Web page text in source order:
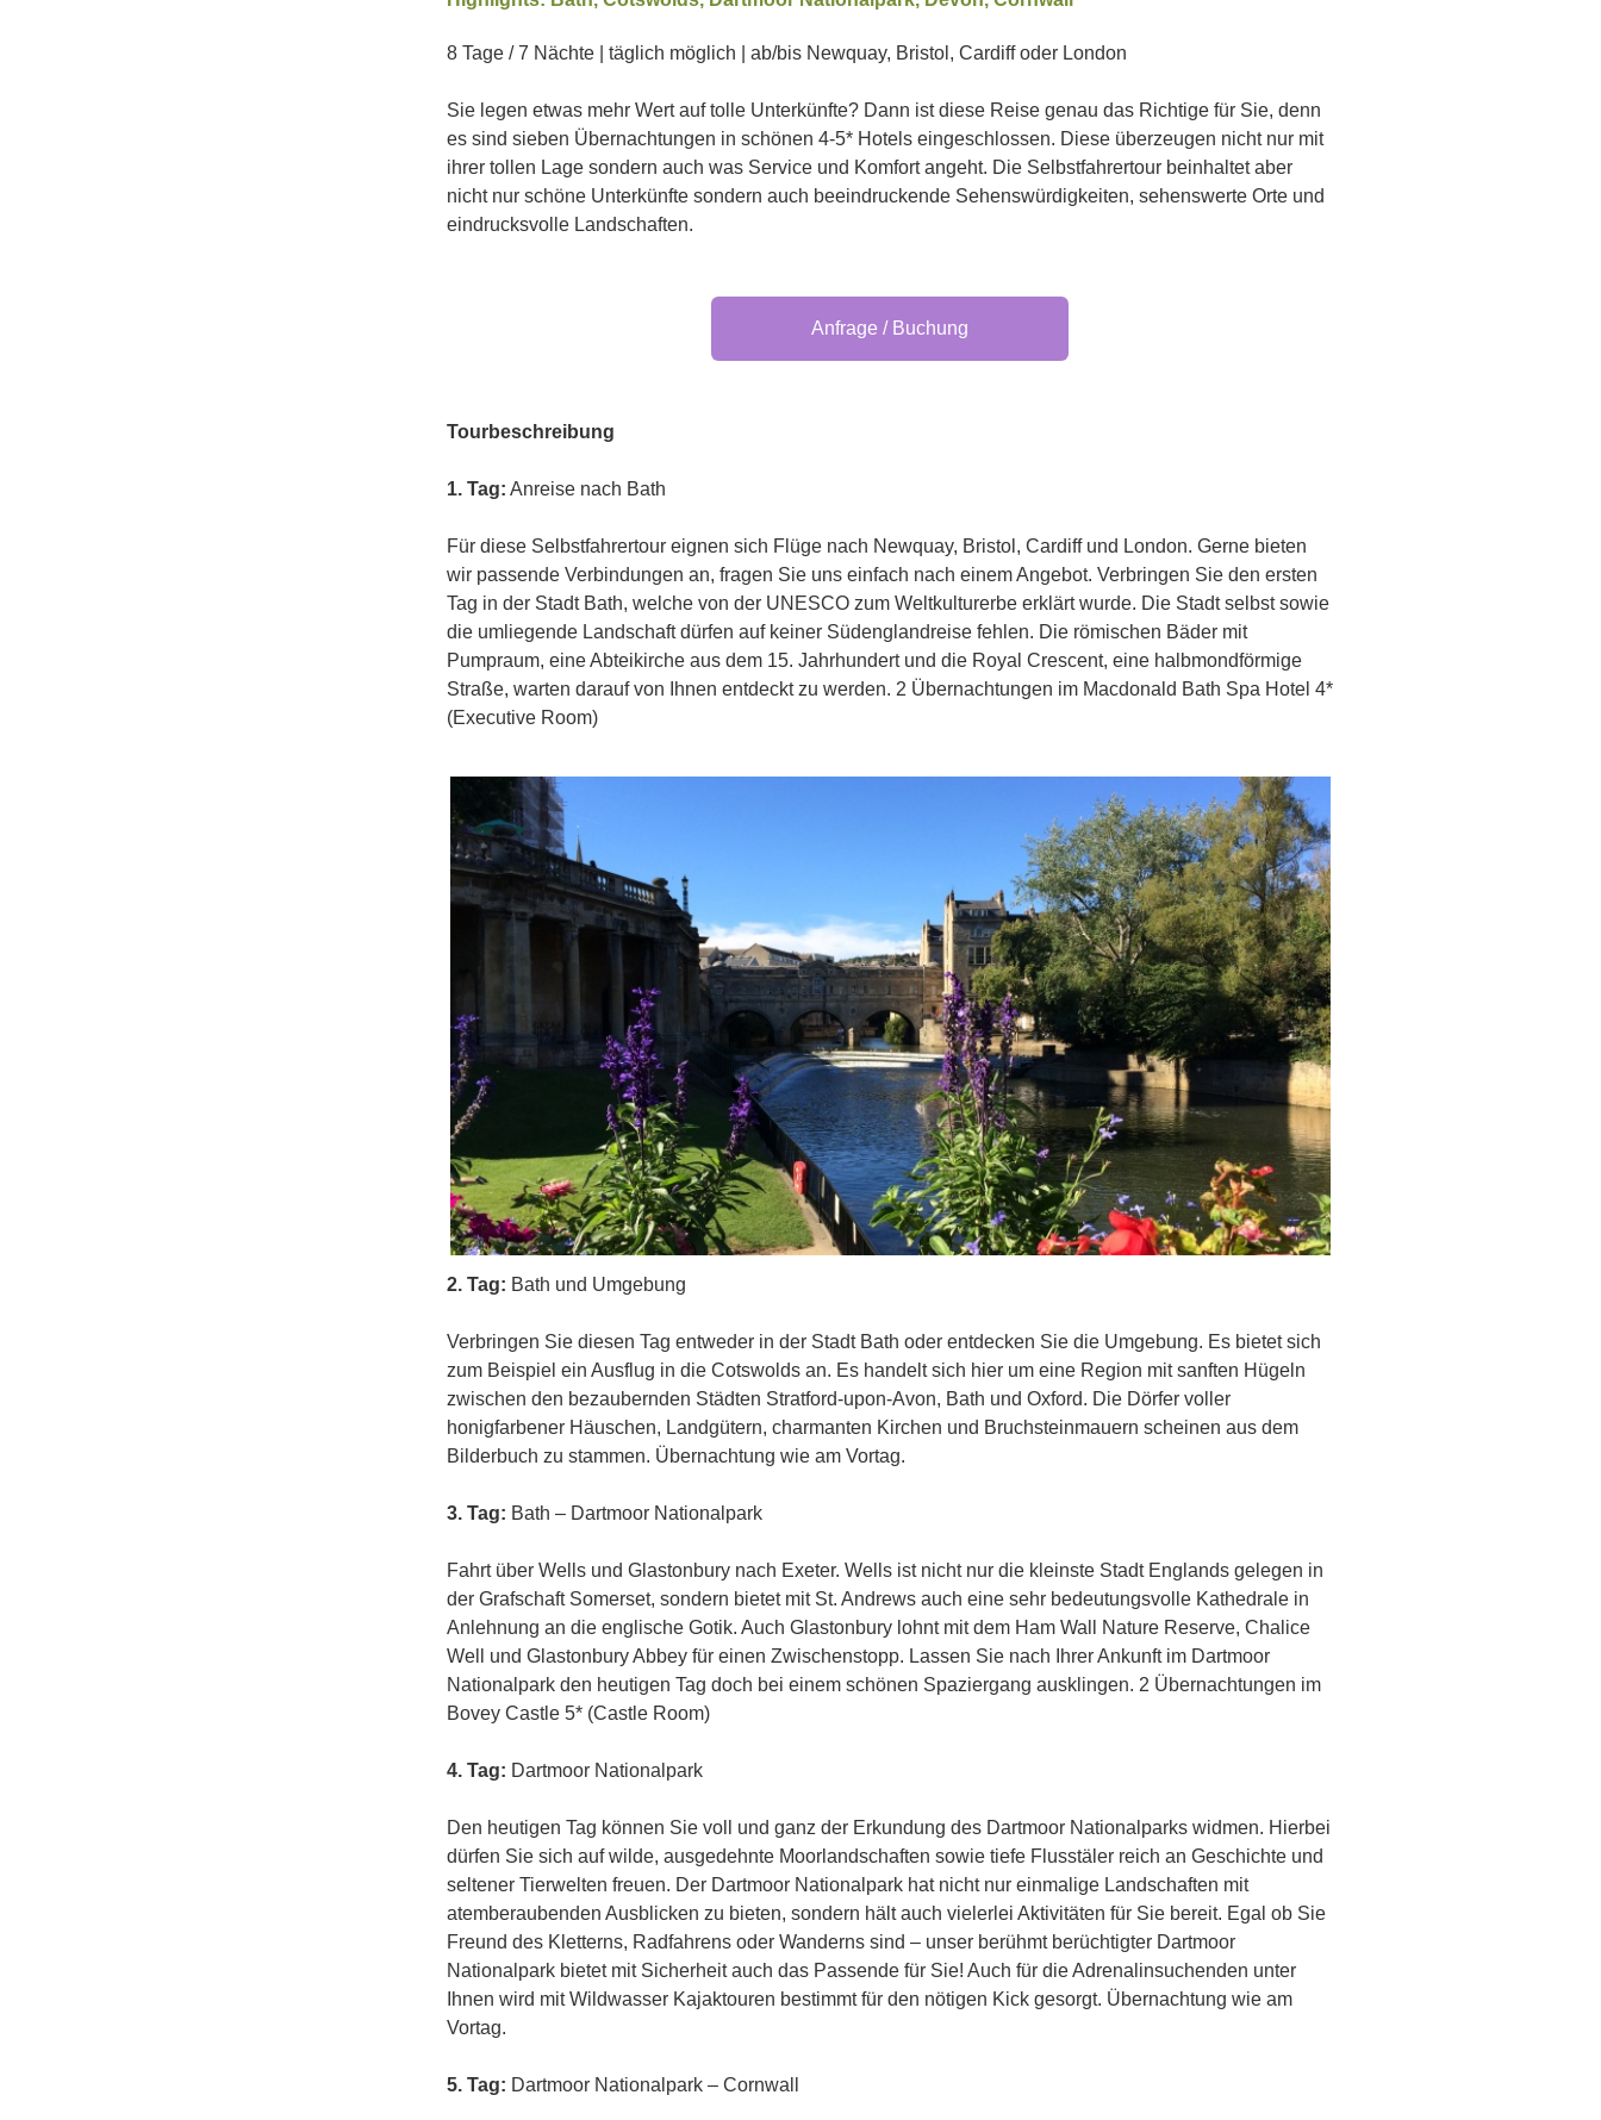
8 Tage / 7 Nächte | täglich möglich | ab/bis Newquay, Bristol, Cardiff oder London
Sie legen etwas mehr Wert auf tolle Unterkünfte? Dann ist diese Reise genau das Richtige für Sie, denn
es sind sieben Übernachtungen in schönen 4-5* Hotels eingeschlossen. Diese überzeugen nicht nur mit
ihrer tollen Lage sondern auch was Service und Komfort angeht. Die Selbstfahrertour beinhaltet aber
nicht nur schöne Unterkünfte sondern auch beeindruckende Sehenswürdigkeiten, sehenswerte Orte und
eindrucksvolle Landschaften.
Anfrage / Buchung
Tourbeschreibung
1. Tag: Anreise nach Bath
Für diese Selbstfahrertour eignen sich Flüge nach Newquay, Bristol, Cardiff und London. Gerne bieten
wir passende Verbindungen an, fragen Sie uns einfach nach einem Angebot. Verbringen Sie den ersten
Tag in der Stadt Bath, welche von der UNESCO zum Weltkulturerbe erklärt wurde. Die Stadt selbst sowie
die umliegende Landschaft dürfen auf keiner Südenglandreise fehlen. Die römischen Bäder mit
Pumpraum, eine Abteikirche aus dem 15. Jahrhundert und die Royal Crescent, eine halbmondförmige
Straße, warten darauf von Ihnen entdeckt zu werden. 2 Übernachtungen im Macdonald Bath Spa Hotel 4*
(Executive Room)
2. Tag: Bath und Umgebung
Verbringen Sie diesen Tag entweder in der Stadt Bath oder entdecken Sie die Umgebung. Es bietet sich
zum Beispiel ein Ausflug in die Cotswolds an. Es handelt sich hier um eine Region mit sanften Hügeln
zwischen den bezaubernden Städten Stratford-upon-Avon, Bath und Oxford. Die Dörfer voller
honigfarbener Häuschen, Landgütern, charmanten Kirchen und Bruchsteinmauern scheinen aus dem
Bilderbuch zu stammen. Übernachtung wie am Vortag.
3. Tag: Bath – Dartmoor Nationalpark
Fahrt über Wells und Glastonbury nach Exeter. Wells ist nicht nur die kleinste Stadt Englands gelegen in
der Grafschaft Somerset, sondern bietet mit St. Andrews auch eine sehr bedeutungsvolle Kathedrale in
Anlehnung an die englische Gotik. Auch Glastonbury lohnt mit dem Ham Wall Nature Reserve, Chalice
Well und Glastonbury Abbey für einen Zwischenstopp. Lassen Sie nach Ihrer Ankunft im Dartmoor
Nationalpark den heutigen Tag doch bei einem schönen Spaziergang ausklingen. 2 Übernachtungen im
Bovey Castle 5* (Castle Room)
4. Tag: Dartmoor Nationalpark
Den heutigen Tag können Sie voll und ganz der Erkundung des Dartmoor Nationalparks widmen. Hierbei
dürfen Sie sich auf wilde, ausgedehnte Moorlandschaften sowie tiefe Flusstäler reich an Geschichte und
seltener Tierwelten freuen. Der Dartmoor Nationalpark hat nicht nur einmalige Landschaften mit
atemberaubenden Ausblicken zu bieten, sondern hält auch vielerlei Aktivitäten für Sie bereit. Egal ob Sie
Freund des Kletterns, Radfahrens oder Wanderns sind – unser berühmt berüchtigter Dartmoor
Nationalpark bietet mit Sicherheit auch das Passende für Sie! Auch für die Adrenalinsuchenden unter
Ihnen wird mit Wildwasser Kajaktouren bestimmt für den nötigen Kick gesorgt. Übernachtung wie am
Vortag.
5. Tag: Dartmoor Nationalpark – Cornwall